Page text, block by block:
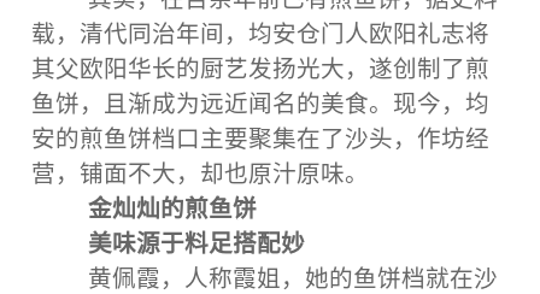
载，清代同治年间，均安仓门人欧阳礼志将
其父欧阳华长的厨艺发扬光大，遂创制了煎
鱼饼，且渐成为远近闻名的美食。现今，均
安的煎鱼饼档口主要聚集在了沙头，作坊经
营，铺面不大，却也原汁原味。
金灿灿的煎鱼饼
美味源于料足搭配妙
黄佩霞，人称霞姐，她的鱼饼档就在沙